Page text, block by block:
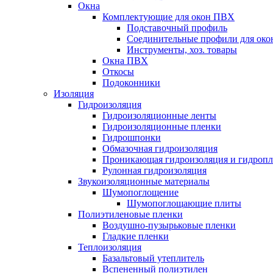
Окна
Комплектующие для окон ПВХ
Подставочный профиль
Соединительные профили для
Инструменты, хоз. товары
Окна ПВХ
Откосы
Подоконники
Изоляция
Гидроизоляция
Гидроизоляционные ленты
Гидроизоляционные пленки
Гидрошпонки
Обмазочная гидроизоляция
Проникающая гидроизоляция и
Рулонная гидроизоляция
Звукоизоляционные материалы
Шумопоглощение
Шумопоглощающие плиты
Полиэтиленовые пленки
Воздушно-пузырьковые пленки
Гладкие пленки
Теплоизоляция
Базальтовый утеплитель
Вспененный полиэтилен